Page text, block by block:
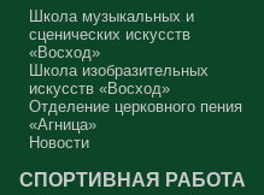
Аминь.
Протоиерей Андрей Алексеев
Школа музыкальных и
сценических искусств
«Восход»
Школа изобразительных
искусств «Восход»
Отделение церковного пения
«Агница»
Новости
СПОРТИВНАЯ РАБОТА